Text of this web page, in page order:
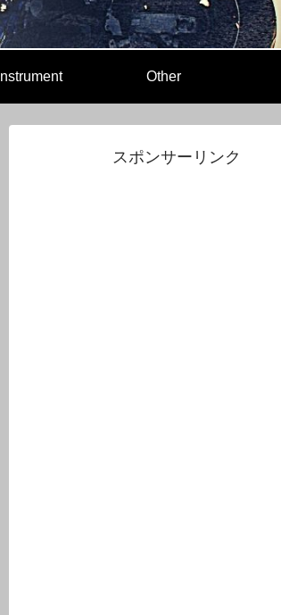
Instrument Other
スポンサーリンク